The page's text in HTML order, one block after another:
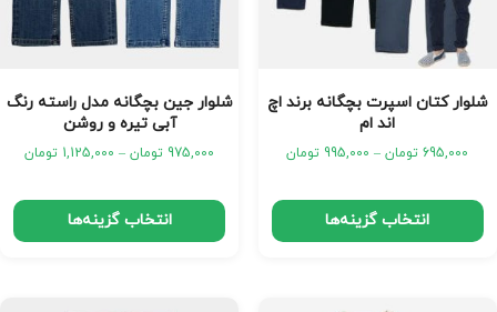
شلوار کتان اسپرت بچگانه برند اچ
اند ام
695,000 تومان –
995,000 تومان
انتخاب گزینه‌ها
شلوار جین بچگانه مدل راسته رنگ
آبی تیره و روشن
975,000 تومان –
1,125,000 تومان
انتخاب گزینه‌ها